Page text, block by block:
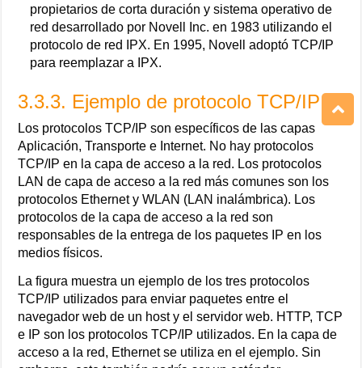
propietarios de corta duración y sistema operativo de
red desarrollado por Novell Inc. en 1983 utilizando el
protocolo de red IPX. En 1995, Novell adoptó TCP/IP
para reemplazar a IPX.
3.3.3. Ejemplo de protocolo TCP/IP
Los protocolos TCP/IP son específicos de las capas
Aplicación, Transporte e Internet. No hay protocolos
TCP/IP en la capa de acceso a la red. Los protocolos
LAN de capa de acceso a la red más comunes son los
protocolos Ethernet y WLAN (LAN inalámbrica). Los
protocolos de la capa de acceso a la red son
responsables de la entrega de los paquetes IP en los
medios físicos.
La figura muestra un ejemplo de los tres protocolos
TCP/IP utilizados para enviar paquetes entre el
navegador web de un host y el servidor web. HTTP, TCP
e IP son los protocolos TCP/IP utilizados. En la capa de
acceso a la red, Ethernet se utiliza en el ejemplo. Sin